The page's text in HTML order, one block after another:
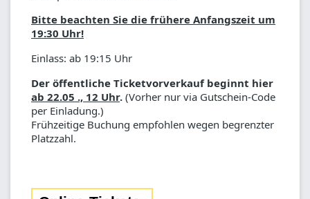
Bitte beachten Sie die frühere Anfangszeit um
19:30 Uhr!
Einlass: ab 19:15 Uhr
Der öffentliche Ticketvorverkauf beginnt hier
ab 22.05 ., 12 Uhr. (Vorher nur via Gutschein-Code
per Einladung.)
Frühzeitige Buchung empfohlen wegen begrenzter
Platzzahl.